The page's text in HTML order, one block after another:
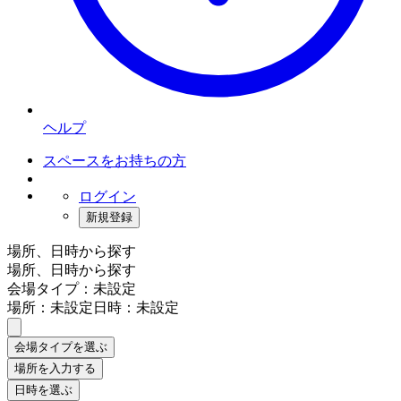
ヘルプ
スペースをお持ちの方
ログイン
新規登録
場所、日時から探す
場所、日時から探す
会場タイプ：未設定
場所：未設定日時：未設定
会場タイプを選ぶ
場所を入力する
日時を選ぶ